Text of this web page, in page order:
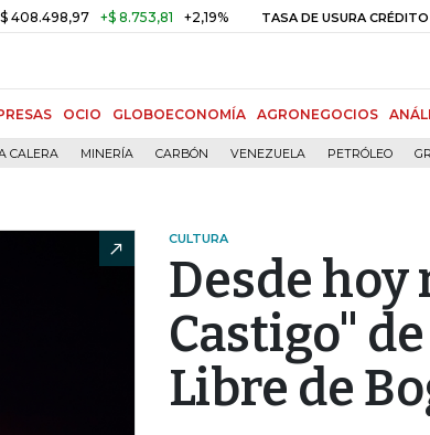
+$ 8.753,81 +2,19% TASA DE USURA CRÉDITO
OCIO GLOBOECONOMÍA AGRONEGOCIOS
CALERA MINERÍA CARBÓN VENEZUELA PETRÓLEO
CULTURA
Desde hoy
Castigo"
Libre de